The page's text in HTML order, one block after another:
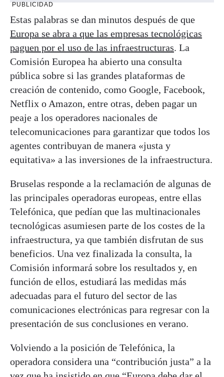
PUBLICIDAD
Estas palabras se dan minutos después de que
Europa se abra a que las empresas tecnológicas
paguen por el uso de las infraestructuras. La
Comisión Europea ha abierto una consulta
pública sobre si las grandes plataformas de
creación de contenido, como Google, Facebook,
Netflix o Amazon, entre otras, deben pagar un
peaje a los operadores nacionales de
telecomunicaciones para garantizar que todos los
agentes contribuyan de manera «justa y
equitativa» a las inversiones de la infraestructura.
Bruselas responde a la reclamación de algunas de
las principales operadoras europeas, entre ellas
Telefónica, que pedían que las multinacionales
tecnológicas asumiesen parte de los costes de la
infraestructura, ya que también disfrutan de sus
beneficios. Una vez finalizada la consulta, la
Comisión informará sobre los resultados y, en
función de ellos, estudiará las medidas más
adecuadas para el futuro del sector de las
comunicaciones electrónicas para regresar con la
presentación de sus conclusiones en verano.
Volviendo a la posición de Telefónica, la
operadora considera una “contribución justa” a la